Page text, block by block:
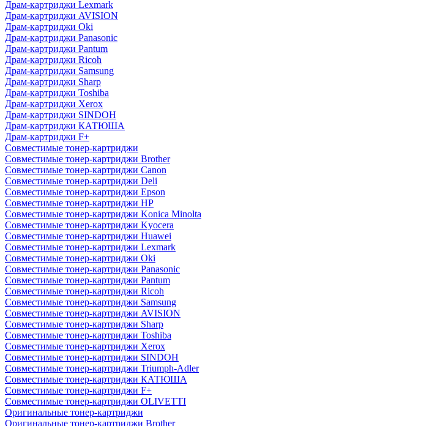
Драм-картриджи Lexmark
Драм-картриджи AVISION
Драм-картриджи Oki
Драм-картриджи Panasonic
Драм-картриджи Pantum
Драм-картриджи Ricoh
Драм-картриджи Samsung
Драм-картриджи Sharp
Драм-картриджи Toshiba
Драм-картриджи Xerox
Драм-картриджи SINDOH
Драм-картриджи КАТЮША
Драм-картриджи F+
Совместимые тонер-картриджи
Совместимые тонер-картриджи Brother
Совместимые тонер-картриджи Canon
Совместимые тонер-картриджи Deli
Совместимые тонер-картриджи Epson
Совместимые тонер-картриджи HP
Совместимые тонер-картриджи Konica Minolta
Совместимые тонер-картриджи Kyocera
Совместимые тонер-картриджи Huawei
Совместимые тонер-картриджи Lexmark
Совместимые тонер-картриджи Oki
Совместимые тонер-картриджи Panasonic
Совместимые тонер-картриджи Pantum
Совместимые тонер-картриджи Ricoh
Совместимые тонер-картриджи Samsung
Совместимые тонер-картриджи AVISION
Совместимые тонер-картриджи Sharp
Совместимые тонер-картриджи Toshiba
Совместимые тонер-картриджи Xerox
Совместимые тонер-картриджи SINDOH
Совместимые тонер-картриджи Triumph-Adler
Совместимые тонер-картриджи КАТЮША
Совместимые тонер-картриджи F+
Совместимые тонер-картриджи OLIVETTI
Оригинальные тонер-картриджи
Оригинальные тонер-картриджи Brother